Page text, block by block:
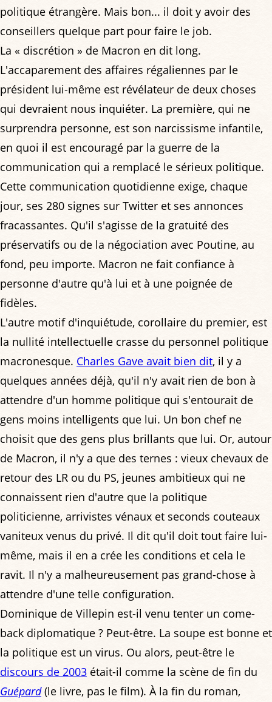
politique étrangère. Mais bon... il doit y avoir des
conseillers quelque part pour faire le job.
La « discrétion » de Macron en dit long.
L'accaparement des affaires régaliennes par le
président lui-même est révélateur de deux choses
qui devraient nous inquiéter. La première, qui ne
surprendra personne, est son narcissisme infantile,
en quoi il est encouragé par la guerre de la
communication qui a remplacé le sérieux politique.
Cette communication quotidienne exige, chaque
jour, ses 280 signes sur Twitter et ses annonces
fracassantes. Qu'il s'agisse de la gratuité des
préservatifs ou de la négociation avec Poutine, au
fond, peu importe. Macron ne fait confiance à
personne d'autre qu'à lui et à une poignée de
fidèles.
L'autre motif d'inquiétude, corollaire du premier, est
la nullité intellectuelle crasse du personnel politique
macronesque. Charles Gave avait bien dit, il y a
quelques années déjà, qu'il n'y avait rien de bon à
attendre d'un homme politique qui s'entourait de
gens moins intelligents que lui. Un bon chef ne
choisit que des gens plus brillants que lui. Or, autour
de Macron, il n'y a que des ternes : vieux chevaux de
retour des LR ou du PS, jeunes ambitieux qui ne
connaissent rien d'autre que la politique
politicienne, arrivistes vénaux et seconds couteaux
vaniteux venus du privé. Il dit qu'il doit tout faire lui-
même, mais il en a crée les conditions et cela le
ravit. Il n'y a malheureusement pas grand-chose à
attendre d'une telle configuration.
Dominique de Villepin est-il venu tenter un come-
back diplomatique ? Peut-être. La soupe est bonne et
la politique est un virus. Ou alors, peut-être le
discours de 2003 était-il comme la scène de fin du
Guépard(le livre, pas le film). À la fin du roman,